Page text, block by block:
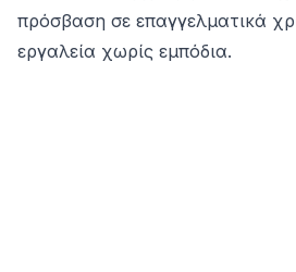
πρόσβαση σε επαγγελματικά
εργαλεία χωρίς εμπόδια.